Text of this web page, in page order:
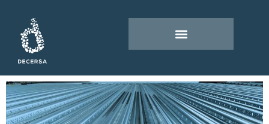
contenido